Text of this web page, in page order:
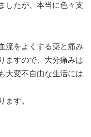
したが、本当に色々支
流をよくする薬と痛み
ますので、大分痛みは
大変不自由な生活には
ます。